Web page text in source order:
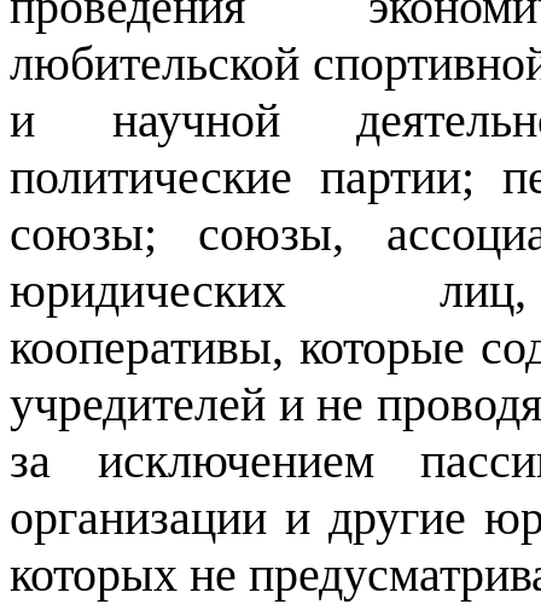
любительской
и научной
политические партии;
союзы; союзы,
юридических лиц,
кооперативы, которые
учредителей и не
за исключением
организации и другие
которых не